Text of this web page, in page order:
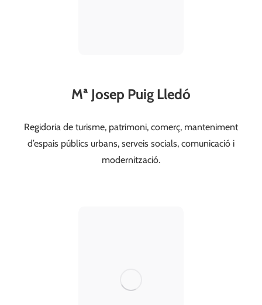
Mª Josep Puig Lledó
Regidoria de turisme, patrimoni, comerç, manteniment
d’espais públics urbans, serveis socials, comunicació i
modernització.
comunicacio@valldegallinera.es
686 100 499